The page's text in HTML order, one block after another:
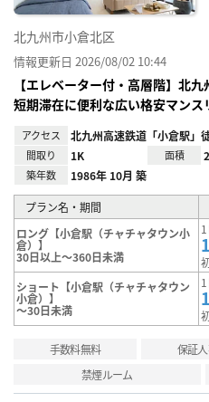
北九州市小倉北区
情報更新日 2026/08/02 10:44
【エレベーター付・高層階】北
短期滞在に便利な広い格安マンス
アクセス 北九州高速鉄道「小倉駅」
間取り 1K 面積
築年数 1986年 10月 築
プラン名・期間
ロング【小倉駅（チャチャタウン小
倉）】
30日以上～360日未満
ショート【小倉駅（チャチャタウン
小倉）】
～30日未満
手数料無料 保証
禁煙ルーム